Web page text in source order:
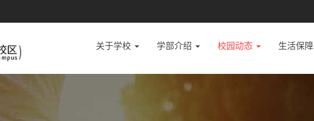
关于学校 学部介绍 校园动态 生活保障